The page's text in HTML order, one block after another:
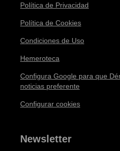
Política de Privacidad
Política de Cookies
Condiciones de Uso
Hemeroteca
Configura Google para que
noticias preferente
Configurar cookies
Newsletter